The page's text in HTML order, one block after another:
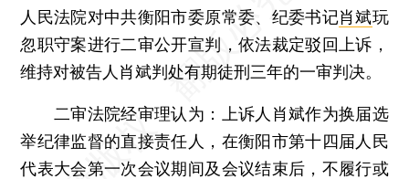
人民法院对中共衡阳市委原常委、纪委书记肖斌玩
忽职守案进行二审公开宣判，依法裁定驳回上诉，
维持对被告人肖斌判处有期徒刑三年的一审判决。
二审法院经审理认为：上诉人肖斌作为换届选
举纪律监督的直接责任人，在衡阳市第十四届人民
代表大会第一次会议期间及会议结束后，不履行或